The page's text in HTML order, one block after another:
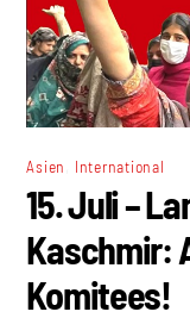
Asien International
15. Juli –
Kaschmir:
Komitees!